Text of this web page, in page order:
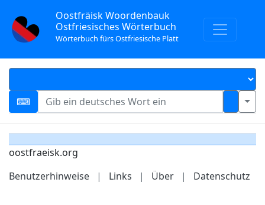
Oostfräisk Woordenbauk
Ostfriesisches Wörterbuch
Wörterbuch fürs Ostfriesische Platt
oostfraeisk.org
Benutzerhinweise
| Links | Über | Datenschutz